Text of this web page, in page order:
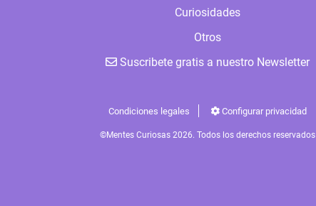
Curiosidades
Otros
Suscribete gratis a nuestro Newsletter
Condiciones legales Configurar privacidad
©Mentes Curiosas 2026. Todos los derechos reservados